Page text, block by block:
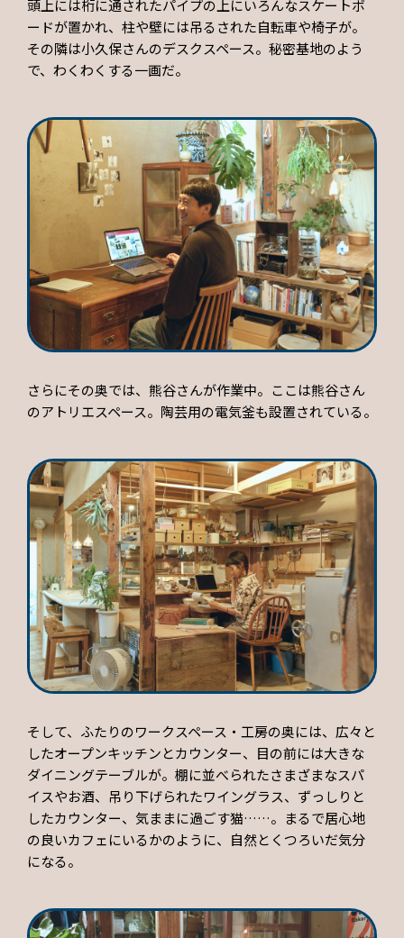
頭上には桁に通されたパイプの上にいろんなスケートボ
ードが置かれ、柱や壁には吊るされた自転車や椅子が。
その隣は小久保さんのデスクスペース。秘密基地のよう
で、わくわくする一画だ。
さらにその奥では、熊谷さんが作業中。ここは熊谷さん
のアトリエスペース。陶芸用の電気釜も設置されている。
そして、ふたりのワークスペース・工房の奥には、広々と
したオープンキッチンとカウンター、目の前には大きな
ダイニングテーブルが。棚に並べられたさまざまなスパ
イスやお酒、吊り下げられたワイングラス、ずっしりと
したカウンター、気ままに過ごす猫……。まるで居心地
の良いカフェにいるかのように、自然とくつろいだ気分
になる。